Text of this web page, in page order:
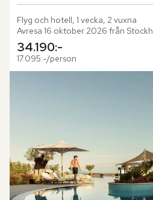
Flyg och hotell, 1 vecka, 2 vuxna
Avresa 16 oktober 2026 från
34.190:-
17.095:-/person